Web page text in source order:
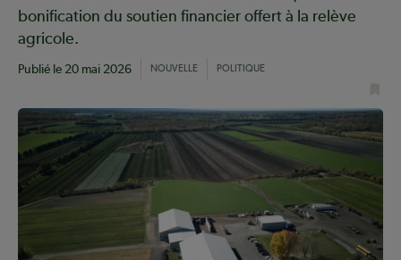
bonification du soutien financier offert à la relève
agricole.
Publié le 20 mai 2026 NOUVELLE POLITIQUE